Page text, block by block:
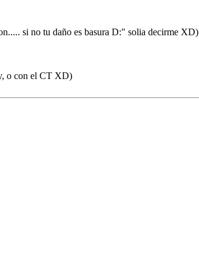
si no tu daño es basura D:" solia decirme XD)
o con el CT XD)